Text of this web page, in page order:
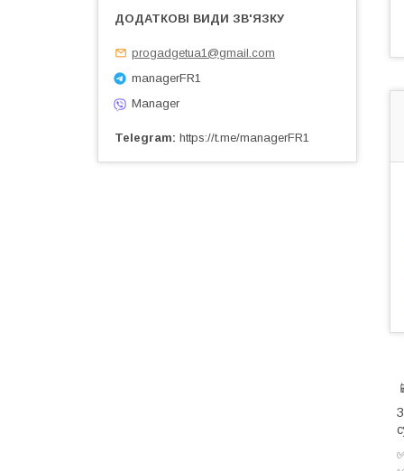
progadgetua1@gmail.com
managerFR1
Manager
Telegram https://t.me/managerFR1